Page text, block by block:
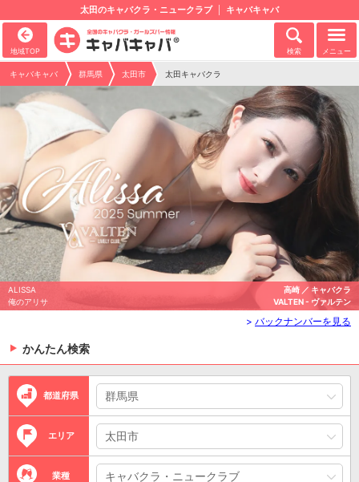
太田のキャバクラ・ニュークラブ キャバキャバ
地域TOP 検索 メニュー
キャバキャバ 群馬県 太田市 太田キャバクラ
ALISSA
俺のアリサ
高崎 ／ キャバクラ
VALTEN - ヴァルテン
> バックナンバーを見る
かんたん検索
都道府県
エリア
業種